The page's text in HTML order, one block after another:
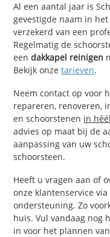
Al een aantal jaar is
gevestigde naam in
verzekerd van een
Regelmatig de
eendakkapel reinigen
Bekijk onzetarieven.
Neem contact op voor
repareren, renoveren,
en schoorstenen in
advies op maat bij de
aanpassing van uw
schoorsteen.
Heeft u vragen aan of
onze klantenservice via
ondersteuning. Zo
huis. Vul vandaag nog
in voor het plannen